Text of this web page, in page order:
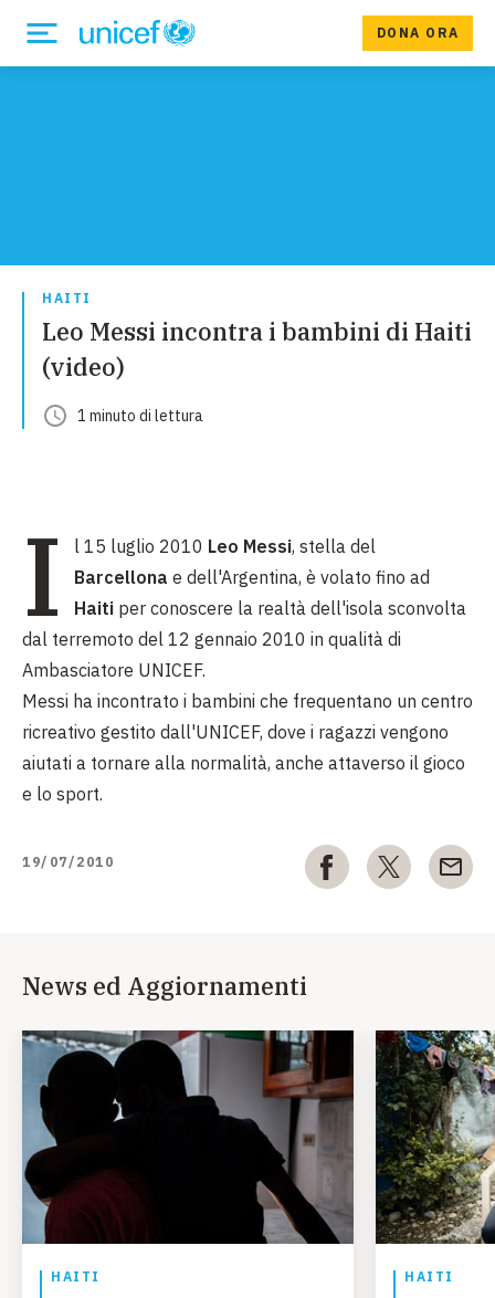
DONA ORA
HAITI
Leo Messi incontra i bambini di Haiti
(video)
1 minuto di lettura
I l 15 luglio 2010 Leo Messi, stella del
Barcellona e dell'Argentina, è volato fino ad
Haiti per conoscere la realtà dell'isola sconvolta
dal terremoto del 12 gennaio 2010 in qualità di
Ambasciatore UNICEF.
Messi ha incontrato i bambini che frequentano un centro
ricreativo gestito dall'UNICEF, dove i ragazzi vengono
aiutati a tornare alla normalità, anche attaverso il gioco
e lo sport.
19/07/2010
News ed Aggiornamenti
HAITI HAITI